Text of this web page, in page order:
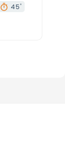
timer 45'